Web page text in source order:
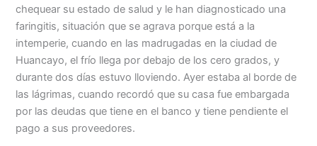
chequear su estado de salud y le han diagnosticado una
faringitis, situación que se agrava porque está a la
intemperie, cuando en las madrugadas en la ciudad de
Huancayo, el frío llega por debajo de los cero grados, y
durante dos días estuvo lloviendo. Ayer estaba al borde de
las lágrimas, cuando recordó que su casa fue embargada
por las deudas que tiene en el banco y tiene pendiente el
pago a sus proveedores.